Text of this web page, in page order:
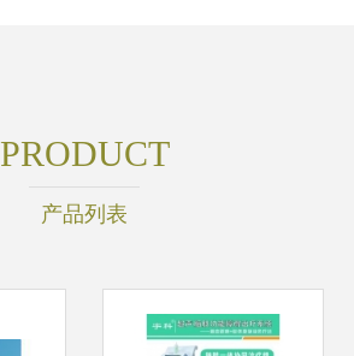
PRODUCT
产品列表